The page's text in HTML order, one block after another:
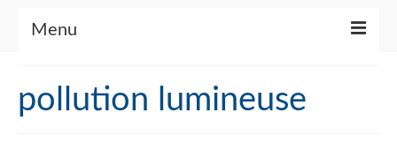
Menu
Qui sommes-nous ?
pollution lumineuse